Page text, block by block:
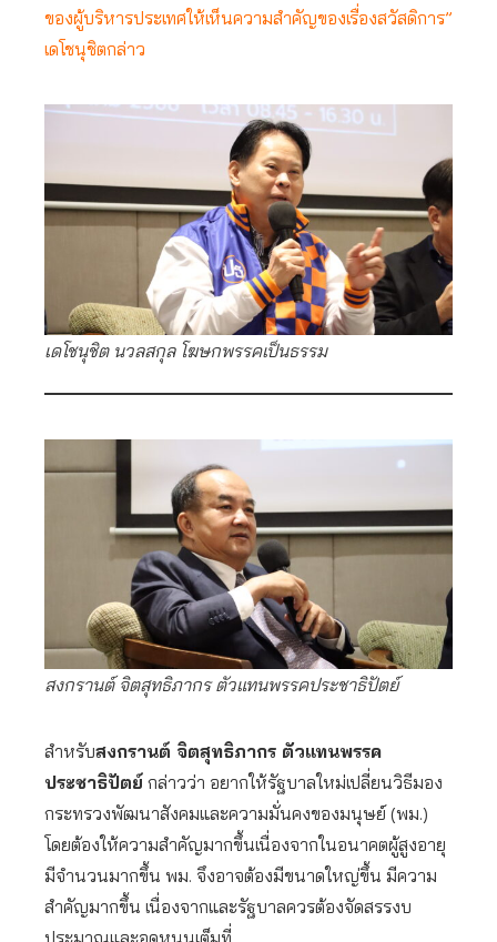
ของผู้บริหารประเทศให้เห็นความสำคัญของเรื่องสวัสดิการ”
เดโชนุชิตกล่าว
เดโชนุชิต นวลสกุล โฆษกพรรคเป็นธรรม
สงกรานต์ จิตสุทธิภากร ตัวแทนพรรคประชาธิปัตย์
สำหรับสงกรานต์ จิตสุทธิภากร ตัวแทนพรรค
ประชาธิปัตย์ กล่าวว่า อยากให้รัฐบาลใหม่เปลี่ยนวิธีมอง
กระทรวงพัฒนาสังคมและความมั่นคงของมนุษย์ (พม.)
โดยต้องให้ความสำคัญมากขึ้นเนื่องจากในอนาคตผู้สูงอายุ
มีจำนวนมากขึ้น พม. จึงอาจต้องมีขนาดใหญ่ขึ้น มีความ
สำคัญมากขึ้น เนื่องจากและรัฐบาลควรต้องจัดสรรงบ